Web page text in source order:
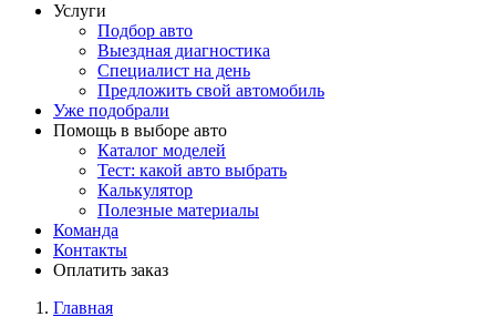
Услуги
Подбор авто
Выездная диагностика
Специалист на день
Предложить свой автомобиль
Уже подобрали
Помощь в выборе авто
Каталог моделей
Тест: какой авто выбрать
Калькулятор
Полезные материалы
Команда
Контакты
Оплатить заказ
Главная